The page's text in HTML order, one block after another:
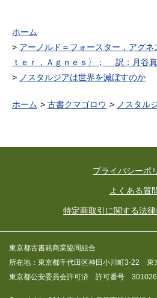
ホーム
アーノルド＝フォースター，アグネ
ｔｅｒ，Ａｇｎｅｓ〉； 訳：月谷
ノスタルジアは世界を滅ぼすのか
ホーム 古書クマゴロウ ノスタル
プライバシーポ
よくある質
特定商取引に関する法
東京都古書籍商業協同組合
所在地：東京都千代田区神田小川町3-22 東
東京都公安委員会許可済 許可番号